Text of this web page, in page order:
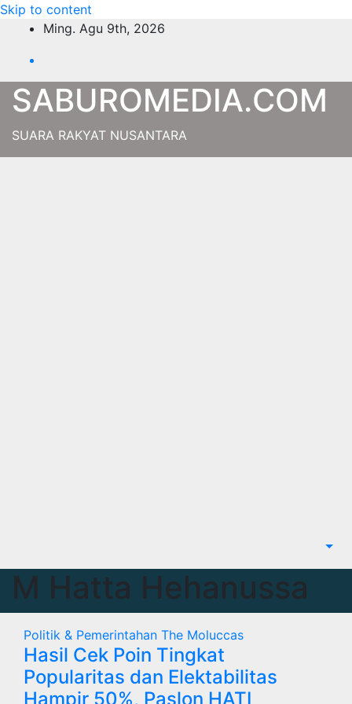
Skip to content
Ming. Agu 9th, 2026
SABUROMEDIA.COM
SUARA RAKYAT NUSANTARA
M Hatta Hehanussa
Politik & Pemerintahan The Moluccas
Hasil Cek Poin Tingkat
Popularitas dan Elektabilitas
Hampir 50%, Paslon HATI